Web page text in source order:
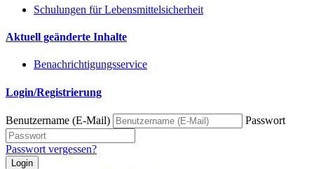
Schulungen für Lebensmittelsicherheit
Aktuell geänderte Inhalte
Benachrichtigungsservice
Login/Registrierung
Benutzername (E-Mail) Passwort
Passwort vergessen?
Login